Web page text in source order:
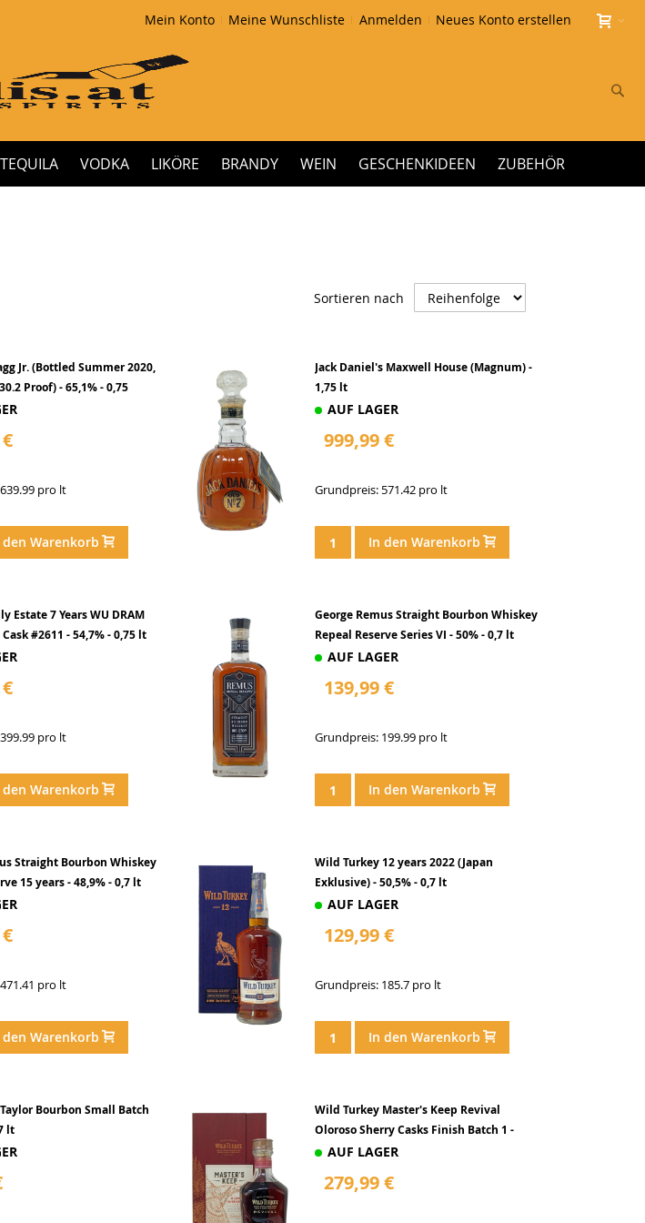
Mein Konto Meine Wunschliste Anmelden Neues Konto erstellen
TEQUILA VODKA LIKÖRE BRANDY WEIN GESCHENKIDEEN ZUBEHÖR
reading page Sortieren nach
Jr. (Bottled Summer 2020,
Proof) - 65,1% - 0,75
pro lt
den Warenkorb
Jack Daniel's Maxwell House (Magnum) -
1,75 lt
AUF LAGER
999,99 €
Grundpreis: 571.42 pro lt
In den Warenkorb
Estate 7 Years WU DRAM
#2611 - 54,7% - 0,75 lt
pro lt
den Warenkorb
George Remus Straight Bourbon Whiskey
Repeal Reserve Series VI - 50% - 0,7 lt
AUF LAGER
139,99 €
Grundpreis: 199.99 pro lt
In den Warenkorb
Straight Bourbon Whiskey
15 years - 48,9% - 0,7 lt
pro lt
den Warenkorb
Wild Turkey 12 years 2022 (Japan
Exklusive) - 50,5% - 0,7 lt
AUF LAGER
129,99 €
Grundpreis: 185.7 pro lt
In den Warenkorb
Bourbon Small Batch
lt
Wild Turkey Master's Keep Revival
Oloroso Sherry Casks Finish Batch 1 -
50,5% -
AUF LAGER
279,99 €